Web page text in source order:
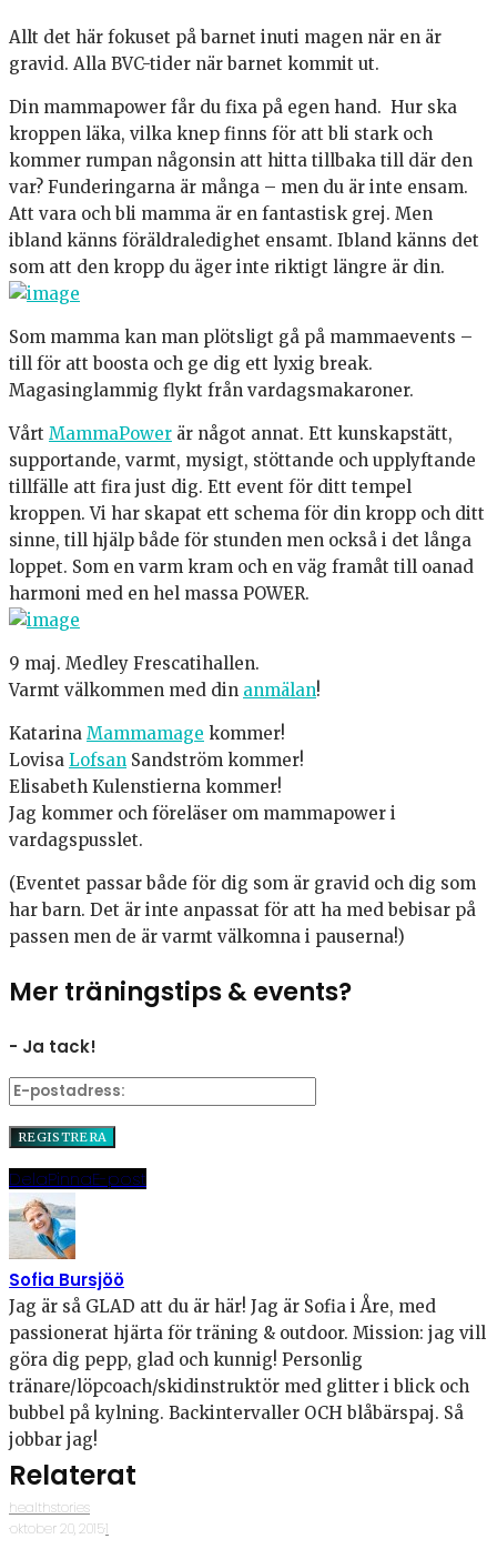
Allt det här fokuset på barnet inuti magen när en är
gravid. Alla BVC-tider när barnet kommit ut.
Din mammapower får du fixa på egen hand. Hur ska
kroppen läka, vilka knep finns för att bli stark och
kommer rumpan någonsin att hitta tillbaka till där den
var? Funderingarna är många – men du är inte ensam.
Att vara och bli mamma är en fantastisk grej. Men
ibland känns föräldraledighet ensamt. Ibland känns det
som att den kropp du äger inte riktigt längre är din.
Som mamma kan man plötsligt gå på mammaevents –
till för att boosta och ge dig ett lyxig break.
Magasinglammig flykt från vardagsmakaroner.
Vårt MammaPower är något annat. Ett kunskapstätt,
supportande, varmt, mysigt, stöttande och upplyftande
tillfälle att fira just dig. Ett event för ditt tempel
kroppen. Vi har skapat ett schema för din kropp och ditt
sinne, till hjälp både för stunden men också i det långa
loppet. Som en varm kram och en väg framåt till oanad
harmoni med en hel massa POWER.
9 maj. Medley Frescatihallen.
Varmt välkommen med din anmälan!
Katarina Mammamage kommer!
Lovisa Lofsan Sandström kommer!
Elisabeth Kulenstierna kommer!
Jag kommer och föreläser om mammapower i
vardagspusslet.
(Eventet passar både för dig som är gravid och dig som
har barn. Det är inte anpassat för att ha med bebisar på
passen men de är varmt välkomna i pauserna!)
Mer träningstips & events?
- Ja tack!
DelaPinnaE-post
Sofia Bursjöö
Jag är så GLAD att du är här! Jag är Sofia i Åre, med
passionerat hjärta för träning & outdoor. Mission: jag vill
göra dig pepp, glad och kunnig! Personlig
tränare/löpcoach/skidinstruktör med glitter i blick och
bubbel på kylning. Backintervaller OCH blåbärspaj. Så
jobbar jag!
Relaterat
healthstories
·oktober 20, 2015·1